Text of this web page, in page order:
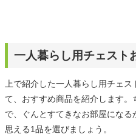
一人暮らし用チェスト
上で紹介した一人暮らし用チェ
て、おすすめ商品を紹介します
で、ぐんとすてきなお部屋にな
思える1品を選びましょう。